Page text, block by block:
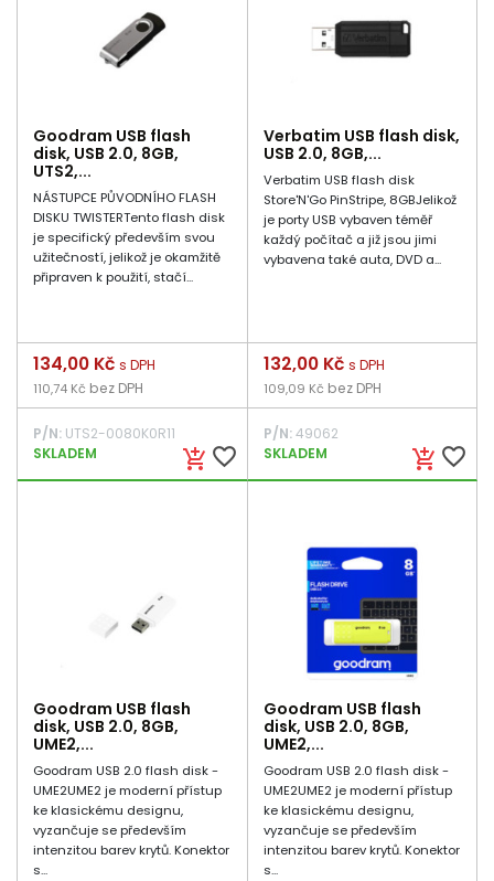
Goodram USB flash
disk, USB 2.0, 8GB,
UTS2,...
NÁSTUPCE PŮVODNÍHO FLASH
DISKU TWISTERTento flash disk
je specifický především svou
užitečností, jelikož je okamžitě
připraven k použití, stačí...
add_shopping_cart favorite_border
Cena
134,00 Kč s DPH
110,74 Kč bez DPH
P/N: UTS2-0080K0R11
SKLADEM
Verbatim USB flash disk,
USB 2.0, 8GB,...
Verbatim USB flash disk
Store'N'Go PinStripe, 8GBJelikož
je porty USB vybaven téměř
každý počítač a již jsou jimi
vybavena také auta, DVD a...
add_shopping_cart favorite_border
Cena
132,00 Kč s DPH
109,09 Kč bez DPH
P/N:49062
SKLADEM
Goodram USB flash
disk, USB 2.0, 8GB,
UME2,...
Goodram USB 2.0 flash disk -
UME2UME2 je moderní přístup
ke klasickému designu,
vyzančuje se především
intenzitou barev krytů. Konektor
s...
Goodram USB flash
disk, USB 2.0, 8GB,
UME2,...
Goodram USB 2.0 flash disk -
UME2UME2 je moderní přístup
ke klasickému designu,
vyzančuje se především
intenzitou barev krytů. Konektor
s...